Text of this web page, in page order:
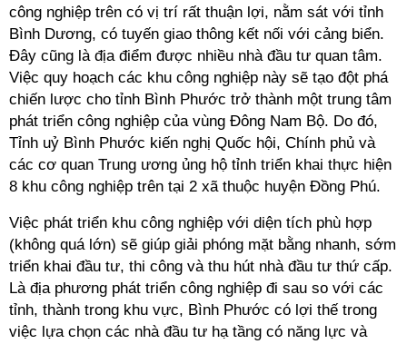
công nghiệp trên có vị trí rất thuận lợi, nằm sát với tỉnh
Bình Dương, có tuyến giao thông kết nối với cảng biển.
Đây cũng là địa điểm được nhiều nhà đầu tư quan tâm.
Việc quy hoạch các khu công nghiệp này sẽ tạo đột phá
chiến lược cho tỉnh Bình Phước trở thành một trung tâm
phát triển công nghiệp của vùng Đông Nam Bộ. Do đó,
Tỉnh uỷ Bình Phước kiến nghị Quốc hội, Chính phủ và
các cơ quan Trung ương ủng hộ tỉnh triển khai thực hiện
8 khu công nghiệp trên tại 2 xã thuộc huyện Đồng Phú.
Việc phát triển khu công nghiệp với diện tích phù hợp
(không quá lớn) sẽ giúp giải phóng mặt bằng nhanh, sớm
triển khai đầu tư, thi công và thu hút nhà đầu tư thứ cấp.
Là địa phương phát triển công nghiệp đi sau so với các
tỉnh, thành trong khu vực, Bình Phước có lợi thế trong
việc lựa chọn các nhà đầu tư hạ tầng có năng lực và